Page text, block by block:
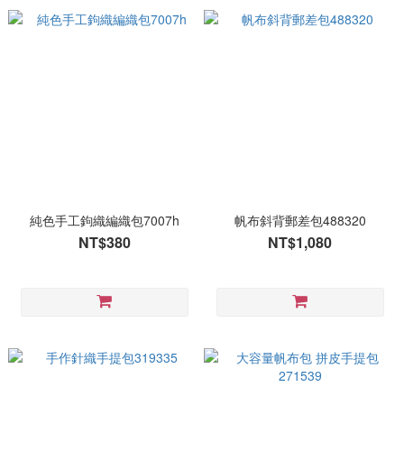
純色手工鉤織編織包7007h
NT$380
帆布斜背郵差包488320
NT$1,080